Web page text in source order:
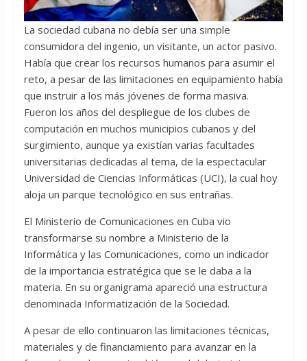
La sociedad cubana no debía ser una simple
consumidora del ingenio, un visitante, un actor pasivo.
Había que crear los recursos humanos para asumir el
reto, a pesar de las limitaciones en equipamiento había
que instruir a los más jóvenes de forma masiva.
Fueron los años del despliegue de los clubes de
computación en muchos municipios cubanos y del
surgimiento, aunque ya existían varias facultades
universitarias dedicadas al tema, de la espectacular
Universidad de Ciencias Informáticas (UCI), la cual hoy
aloja un parque tecnológico en sus entrañas.
El Ministerio de Comunicaciones en Cuba vio
transformarse su nombre a Ministerio de la
Informática y las Comunicaciones, como un indicador
de la importancia estratégica que se le daba a la
materia. En su organigrama apareció una estructura
denominada Informatización de la Sociedad.
A pesar de ello continuaron las limitaciones técnicas,
materiales y de financiamiento para avanzar en la